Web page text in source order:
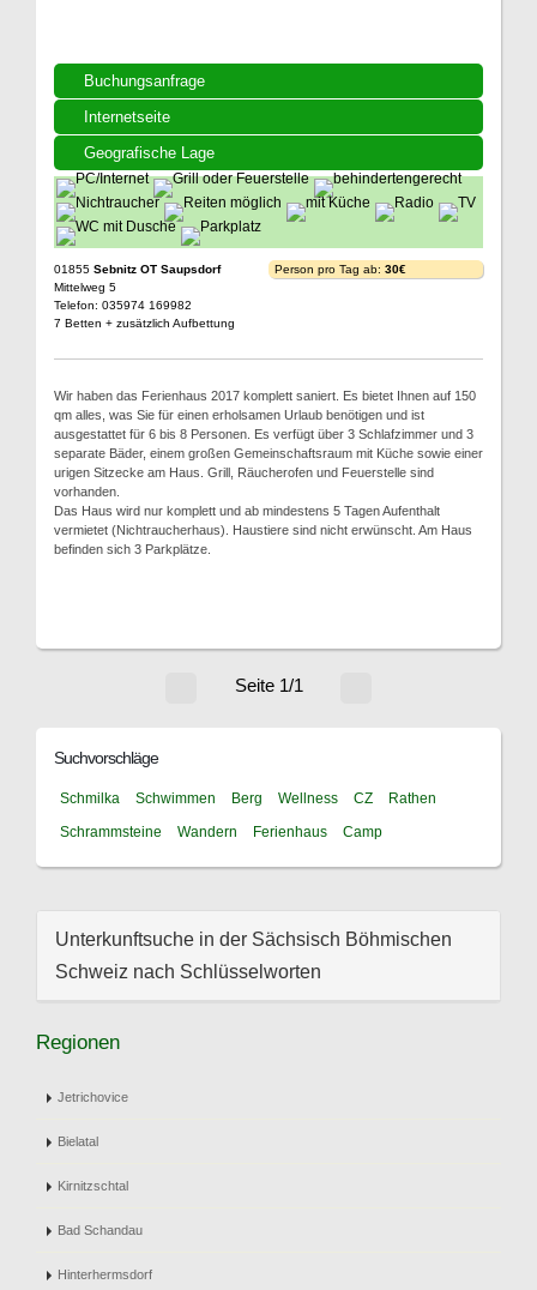
Buchungsanfrage
Internetseite
Geografische Lage
01855 Sebnitz OT Saupsdorf
Mittelweg 5
Telefon: 035974 169982
7 Betten + zusätzlich Aufbettung
Person pro Tag ab: 30€
Wir haben das Ferienhaus 2017 komplett saniert. Es bietet Ihnen auf 150
qm alles, was Sie für einen erholsamen Urlaub benötigen und ist
ausgestattet für 6 bis 8 Personen. Es verfügt über 3 Schlafzimmer und 3
separate Bäder, einem großen Gemeinschaftsraum mit Küche sowie einer
urigen Sitzecke am Haus. Grill, Räucherofen und Feuerstelle sind
vorhanden.
Das Haus wird nur komplett und ab mindestens 5 Tagen Aufenthalt
vermietet (Nichtraucherhaus). Haustiere sind nicht erwünscht. Am Haus
befinden sich 3 Parkplätze.
Seite 1/1
Suchvorschläge
Schmilka Schwimmen Berg Wellness CZ
Rathen
Schrammsteine
Wandern Ferienhaus Camp
Unterkunftsuche in der Sächsisch Böhmischen
Schweiz nach Schlüsselworten
Regionen
Jetrichovice
Bielatal
Kirnitzschtal
Bad Schandau
Hinterhermsdorf